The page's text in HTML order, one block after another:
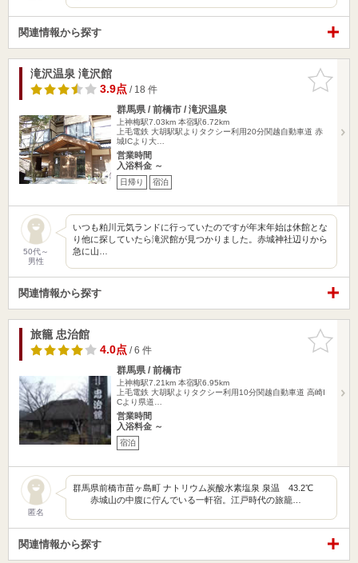
関連情報から探す
お気に入
りに追加
滝沢温泉 滝沢館
3.9点/ 18 件
群馬県 / 前橋市 / 滝沢温泉
上神梅駅7.03km 本宿駅6.72km
上毛電鉄 大胡駅駅よりタクシー利用20分関越自動車道 赤
城ICより大…
営業時間
入浴料金 ～
日帰り 宿泊
50代～
男性
いつも粕川元気ランドに行っていたのですが年末年始は休館とな
り他に探していたら滝沢館が見つかりました。赤城神社辺りから
急に山…
関連情報から探す
お気に入
りに追加
旅籠 忠治館
4.0点/ 6 件
群馬県 / 前橋市
上神梅駅7.21km 本宿駅6.95km
上毛電鉄 大胡駅よりタクシー利用10分関越自動車道 高崎I
Cより県道…
営業時間
入浴料金 ～
宿泊
匿名
群馬県前橋市苗ヶ島町 ナトリウム炭酸水素塩泉 泉温 43.2℃
赤城山の中腹に佇んでいる一軒宿。江戸時代の旅籠…
関連情報から探す